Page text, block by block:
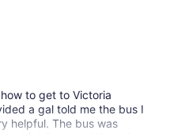
to get to Victoria
a gal told me the bus I
helpful. The bus was